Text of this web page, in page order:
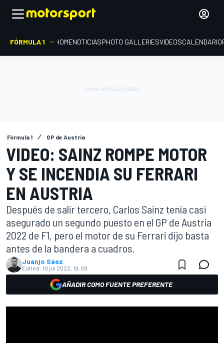
FÓRMULA 1 HOMENOTICIASPHOTO GALLERIESVIDEOSCALENDARIO
Fórmula 1 GP de Austria
VIDEO: SAINZ ROMPE MOTOR
Y SE INCENDIA SU FERRARI
EN AUSTRIA
Después de salir tercero, Carlos Sainz tenía casi
asegurado un segundo puesto en el GP de Austria
2022 de F1, pero el motor de su Ferrari dijo basta
antes de la bandera a cuadros.
Juanjo Sáez
Edited: 10 jul 2022, 19:09
AÑADIR COMO FUENTE PREFERENTE